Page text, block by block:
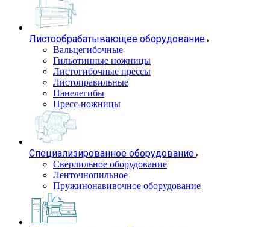
Листообрабатывающее оборудование
Вальцегибочные
Гильотинные ножницы
Листогибочные прессы
Листоправильные
Панелегибы
Пресс-ножницы
Специализированное оборудование
Сверлильное оборудование
Ленточнопильное
Пружинонавивочное оборудование